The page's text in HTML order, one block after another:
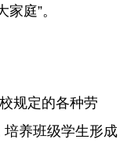
庭”。
规定的各种劳
养班级学生形成